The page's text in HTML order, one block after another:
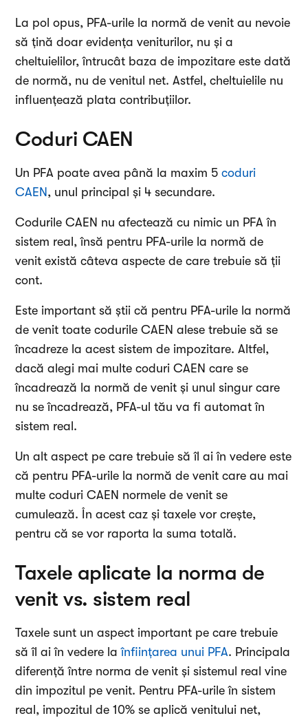
La pol opus, PFA-urile la normă de venit au nevoie
să țină doar evidența veniturilor, nu și a
cheltuielilor, întrucât baza de impozitare este dată
de normă, nu de venitul net. Astfel, cheltuielile nu
influențează plata contribuțiilor.
Coduri CAEN
Un PFA poate avea până la maxim 5coduri
CAEN , unul principal și 4 secundare.
Codurile CAEN nu afectează cu nimic un PFA în
sistem real, însă pentru PFA-urile la normă de
venit există câteva aspecte de care trebuie să ții
cont.
Este important să știi că pentru PFA-urile la normă
de venit toate codurile CAEN alese trebuie să se
încadreze la acest sistem de impozitare. Altfel,
dacă alegi mai multe coduri CAEN care se
încadrează la normă de venit și unul singur care
nu se încadrează, PFA-ul tău va fi automat în
sistem real.
Un alt aspect pe care trebuie să îl ai în vedere este
că pentru PFA-urile la normă de venit care au mai
multe coduri CAEN normele de venit se
cumulează. În acest caz și taxele vor crește,
pentru că se vor raporta la suma totală.
Taxele aplicate la norma de
venit vs. sistem real
Taxele sunt un aspect important pe care trebuie
să îl ai în vedere laînființarea unui PFA. Principala
diferență între norma de venit și sistemul real vine
din impozitul pe venit. Pentru PFA-urile în sistem
real, impozitul de 10% se aplică venitului net,